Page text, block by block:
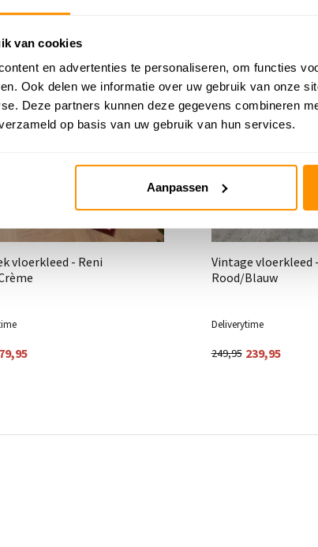
van cookies
en advertenties te personaliseren, om functies
Ook delen we informatie over uw gebruik van onze
Deze partners kunnen deze gegevens combineren
op basis van uw gebruik van hun services.
Aanpassen
30%
vloerkleed - Reni
79,95
Vintage vloerkleed
Rood/Blauw
Deliverytime
249,95 239,95